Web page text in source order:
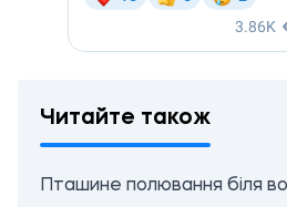
Читайте також
Пташине полювання біля